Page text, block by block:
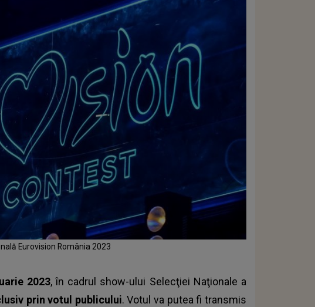
Eurovision România 2023
2023, în cadrul show-ului Selecţiei Naţionale a
prin votul publicului. Votul va putea fi transmis